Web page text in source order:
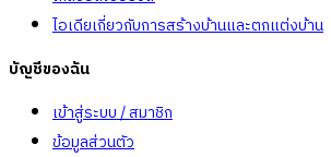
ไอเดียเกี่ยวกับการสร้างบ้านและตกแต่งบ้าน
บัญชีของฉัน
เข้าสู่ระบบ / สมาชิก
ข้อมูลส่วนตัว